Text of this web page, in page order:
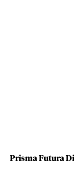
Prisma Futura